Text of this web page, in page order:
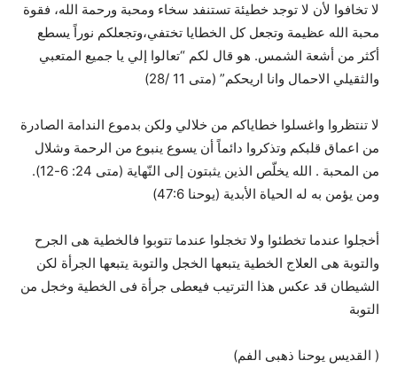
لا تخافوا لأن لا توجد خطيئة تستنفد سخاء ومحبة ورحمة الله، فقوة
محبة الله عظيمة وتجعل كل الخطايا تختفي،وتجعلكم نوراً يسطع
أكثر من أشعة الشمس. هو قال لكم “تعالوا إلي يا جميع المتعبي
والثقيلي الاحمال وانا اريحكم” (متى 11 /28)
لا تنتظروا واغسلوا خطاياكم من خلالي ولكن بدموع الندامة الصادرة
من اعماق قلبكم وتذكروا دائماً أن يسوع ينبوع من الرحمة وشلال
من المحبة . الله يخلّص الذين يثبتون إلى النّهاية (متى 24: 6-12).
ومن يؤمن به له الحياة الأبدية (يوحنا 47:6)
أخجلوا عندما تخطئوا ولا تخجلوا عندما تتوبوا فالخطية هى الجرح
والتوبة هى العلاج الخطية يتبعها الخجل والتوبة يتبعها الجرأة لكن
الشيطان قد عكس هذا الترتيب فيعطى جرأة فى الخطية وخجل من
التوبة
( القديس يوحنا ذهبى الفم)